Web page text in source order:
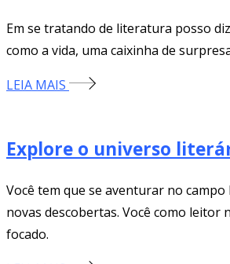
Em se tratando de literatura posso
como a vida, uma caixinha de
LEIA MAIS
Explore o universo
Você tem que se aventurar no
novas descobertas. Você como leitor
focado.